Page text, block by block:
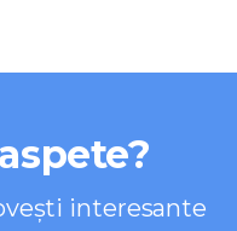
interesante